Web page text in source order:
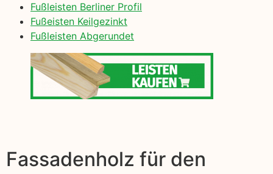
Fußleisten Berliner Profil
Fußeisten Keilgezinkt
Fußleisten Abgerundet
Fassadenholz für den